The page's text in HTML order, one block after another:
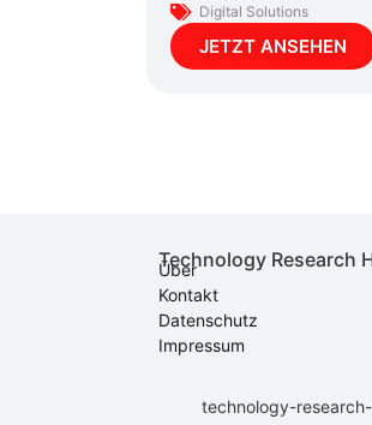
Digital Solutions
JETZT ANSEHEN
Technology Research
Über
Kontakt
Datenschutz
Impressum
technology-